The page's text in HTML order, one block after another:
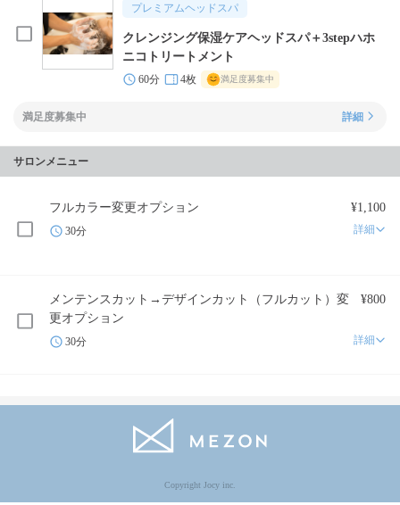
プレミアムヘッドスパ
クレンジング保湿ケアヘッドスパ＋3stepハホ
ニコトリートメント
60分 4枚 満足度募集中
満足度募集中 詳細
サロンメニュー
フルカラー変更オプション ¥1,100
30分 詳細
メンテンスカット→デザインカット（フルカット）変
更オプション
¥800
30分 詳細
Copyright Jocy inc.